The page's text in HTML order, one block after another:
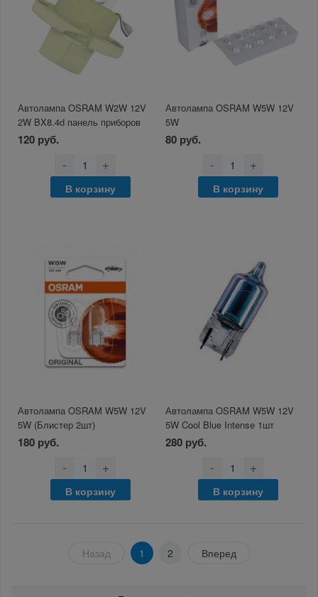
Автолампа OSRAM W2W 12V
2W BX8.4d панель приборов
120 руб.
- +
В корзину
Автолампа OSRAM W5W 12V
5W
80 руб.
- +
В корзину
Автолампа OSRAM W5W 12V
5W (Блистер 2шт)
180 руб.
- +
В корзину
Автолампа OSRAM W5W 12V
5W Cool Blue Intense 1шт
280 руб.
- +
В корзину
Назад 1 2 Вперед